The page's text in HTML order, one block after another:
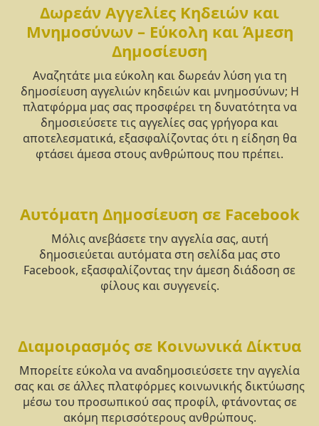
Δωρεάν Αγγελίες Κηδειών και
Μνημοσύνων – Εύκολη και Άμεση
Δημοσίευση
Αναζητάτε μια εύκολη και δωρεάν λύση για τη
δημοσίευση αγγελιών κηδειών και μνημοσύνων; Η
πλατφόρμα μας σας προσφέρει τη δυνατότητα να
δημοσιεύσετε τις αγγελίες σας γρήγορα και
αποτελεσματικά, εξασφαλίζοντας ότι η είδηση θα
φτάσει άμεσα στους ανθρώπους που πρέπει.
Αυτόματη Δημοσίευση σε Facebook
Μόλις ανεβάσετε την αγγελία σας, αυτή
δημοσιεύεται αυτόματα στη σελίδα μας στο
Facebook, εξασφαλίζοντας την άμεση διάδοση σε
φίλους και συγγενείς.
Διαμοιρασμός σε Κοινωνικά Δίκτυα
Μπορείτε εύκολα να αναδημοσιεύσετε την αγγελία
σας και σε άλλες πλατφόρμες κοινωνικής δικτύωσης
μέσω του προσωπικού σας προφίλ, φτάνοντας σε
ακόμη περισσότερους ανθρώπους.